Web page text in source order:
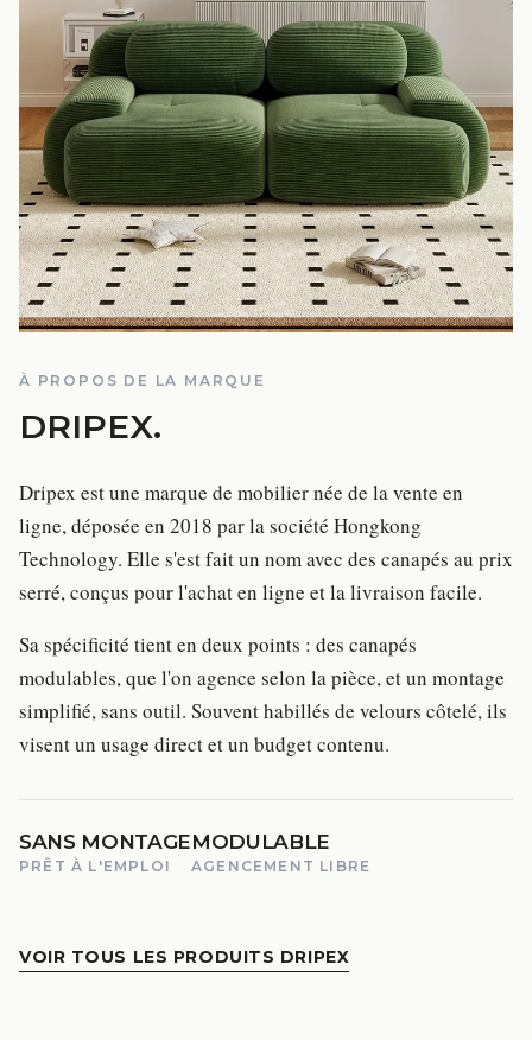
À PROPOS DE LA MARQUE
DRIPEX.
Dripex est une marque de mobilier née de la vente en
ligne, déposée en 2018 par la société Hongkong
Technology. Elle s'est fait un nom avec des canapés au prix
serré, conçus pour l'achat en ligne et la livraison facile.
Sa spécificité tient en deux points : des canapés
modulables, que l'on agence selon la pièce, et un montage
simplifié, sans outil. Souvent habillés de velours côtelé, ils
visent un usage direct et un budget contenu.
SANS MONTAGE
PRÊT À L'EMPLOI
MODULABLE
AGENCEMENT LIBRE
VOIR TOUS LES PRODUITS DRIPEX